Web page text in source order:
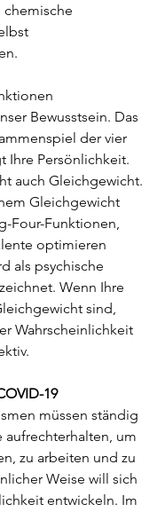
Bewusstsein. Das
der vier
Ihre Persönlichkeit.
auch Gleichgewicht.
Gleichgewicht
Four-Funktionen,
optimieren
als psychische
Wenn Ihre
sind,
Wahrscheinlichkeit
19
müssen ständig
um
zu arbeiten und zu
Weise will sich
entwickeln. Im